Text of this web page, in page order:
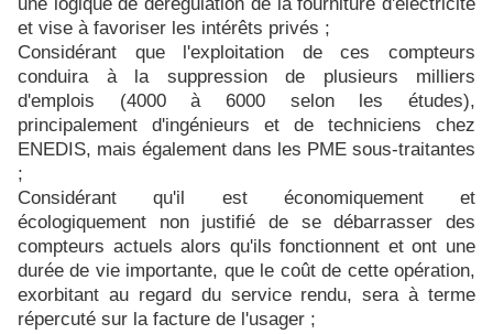
et vise à favoriser les intérêts privés ;
Considérant que l'exploitation de ces compteurs
conduira à la suppression de plusieurs milliers
d'emplois (4000 à 6000 selon les études),
principalement d'ingénieurs et de techniciens chez
ENEDIS, mais également dans les PME sous-traitantes
;
Considérant qu'il est économiquement et
écologiquement non justifié de se débarrasser des
compteurs actuels alors qu'ils fonctionnent et ont une
durée de vie importante, que le coût de cette opération,
exorbitant au regard du service rendu, sera à terme
répercuté sur la facture de l'usager ;